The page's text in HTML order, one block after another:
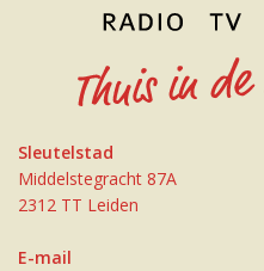
Sleutelstad
Middelstegracht 87A
2312 TT Leiden
E-mail